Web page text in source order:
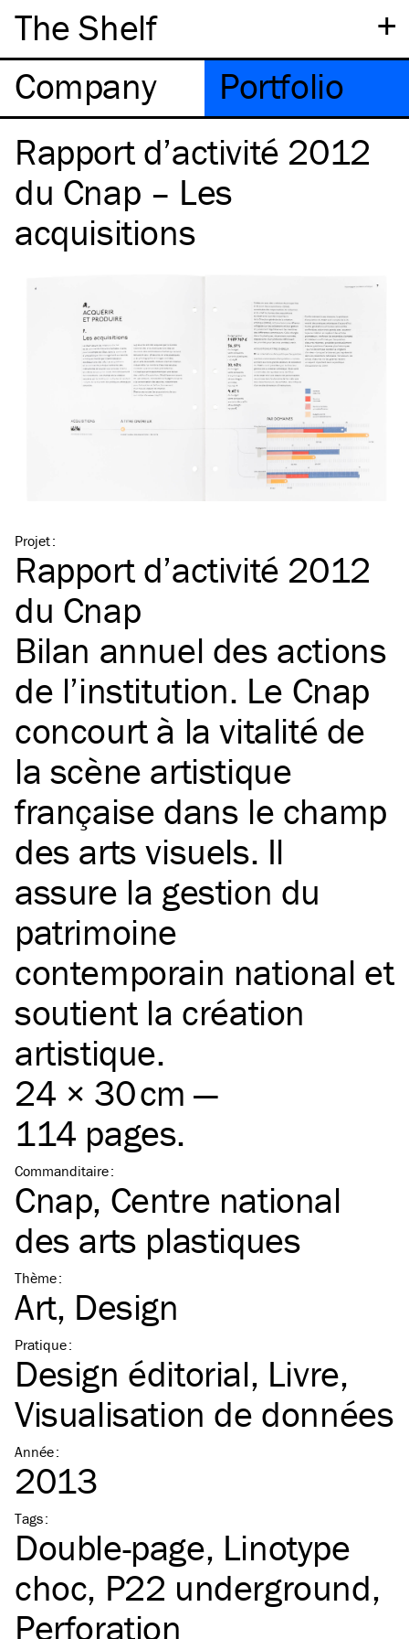
+
The Shelf
Company
Portfolio
Rapport d’activité 2012
du Cnap – Les
acquisitions
Projet:
Rapport d’activité 2012
du Cnap
Bilan annuel des actions
de l’institution. Le Cnap
concourt à la vitalité de
la scène artistique
française dans le champ
des arts visuels. Il
assure la gestion du
patrimoine
contemporain national et
soutient la création
artistique.
24 × 30 cm —
114 pages.
Commanditaire:
Cnap, Centre national
des arts plastiques
Thème:
Art Design
Pratique:
Design éditorial Livre
Visualisation de données
Année:
2013
Tags:
Double-page Linotype
choc P22 underground
Perforation